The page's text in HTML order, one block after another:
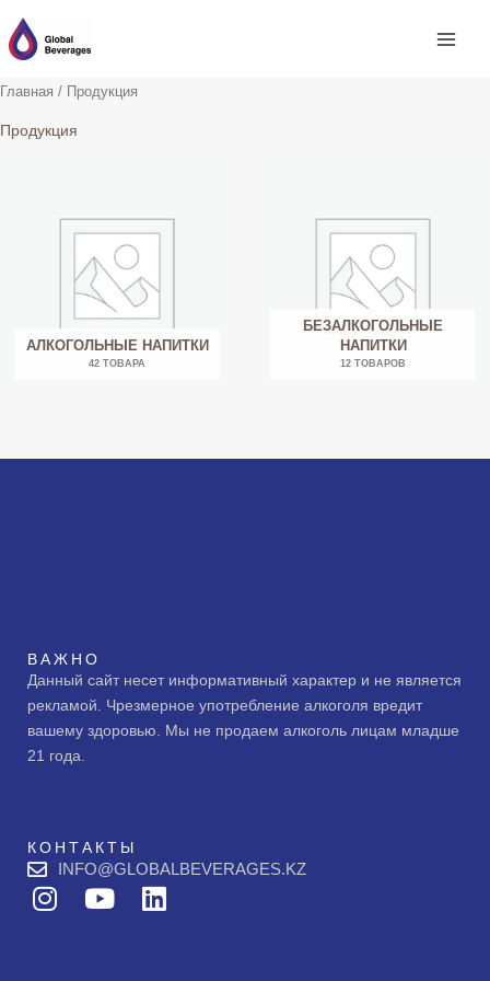
содержимому
Главная / Продукция
Продукция
АЛКОГОЛЬНЫЕ НАПИТКИ
42 ТОВАРА
БЕЗАЛКОГОЛЬНЫЕ
НАПИТКИ
12 ТОВАРОВ
ВАЖНО
Данный сайт несет информативный характер и не является
рекламой. Чрезмерное употребление алкоголя вредит
вашему здоровью. Мы не продаем алкоголь лицам младше
21 года.
КОНТАКТЫ
INFO@GLOBALBEVERAGES.KZ
I
n
Y
L
i